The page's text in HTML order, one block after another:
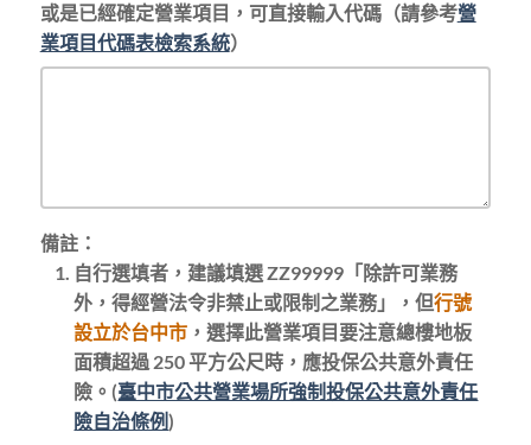
或是已經確定營業項目，可直接輸入代碼（請參考營
業項目代碼表檢索系統）
備註：
自行選填者，建議填選 ZZ99999「除許可業務
外，得經營法令非禁止或限制之業務」，但行號
設立於台中市 ，選擇此營業項目要注意總樓地板
面積超過 250 平方公尺時，應投保公共意外責任
險。(臺中市公共營業場所強制投保公共意外責任
險自治條例)